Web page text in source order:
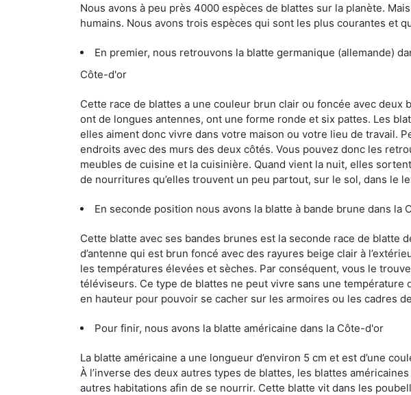
Nous avons à peu près 4000 espèces de blattes sur la planète.
humains. Nous avons trois espèces qui sont les plus courantes et
En premier, nous retrouvons la blatte germanique (allemande)
Côte-d'or
Cette race de blattes a une couleur brun clair ou foncée avec
ont de longues antennes, ont une forme ronde et six pattes. Les
elles aiment donc vivre dans votre maison ou votre lieu de travail.
endroits avec des murs des deux côtés. Vous pouvez donc les
meubles de cuisine et la cuisinière. Quand vient la nuit, elles
de nourritures qu’elles trouvent un peu partout, sur le sol, dans le
En seconde position nous avons la blatte à bande brune dans la
Cette blatte avec ses bandes brunes est la seconde race de blatte
d’antenne qui est brun foncé avec des rayures beige clair à
les températures élevées et sèches. Par conséquent, vous le
téléviseurs. Ce type de blattes ne peut vivre sans une
en hauteur pour pouvoir se cacher sur les armoires ou les cadres
Pour finir, nous avons la blatte américaine dans la Côte-d'or
La blatte américaine a une longueur d’environ 5 cm et est d’une
À l’inverse des deux autres types de blattes, les blattes
autres habitations afin de se nourrir. Cette blatte vit dans les